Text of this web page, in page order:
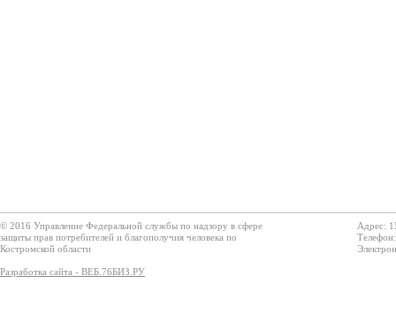
© 2016 Управление Федеральной службы по надзору в сфере
защиты прав потребителей и благополучия человека по
Костромской области
Разработка сайта - ВЕБ.76БИЗ.РУ
Адрес: